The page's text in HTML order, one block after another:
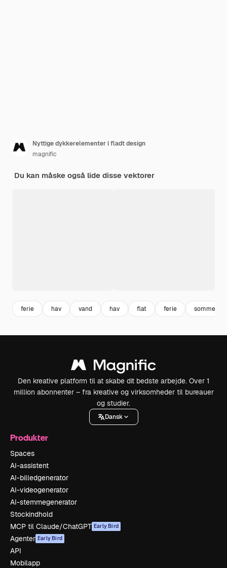
Nyttige dykkerelementer i fladt design
magnific
Du kan måske også lide disse vektorer
ferie hav vand hav flat ferie sommer
Den kreative platform til at skabe dit bedste arbejde. Over 1
million abonnenter – fra kreative og virksomheder til bureauer
og studier.
Dansk
Produkter
Spaces
AI-assistent
AI-billedgenerator
AI-videogenerator
AI-stemmegenerator
Stockindhold
MCP til Claude/ChatGPT Early Bird
Agenter Early Bird
API
Mobilapp